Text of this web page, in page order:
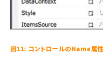
図11: コントロールのName属性